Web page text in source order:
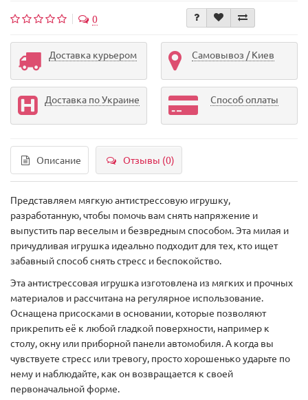
0
Доставка курьером Самовывоз / Киев
Доставка по Украине Способ оплаты
Описание Отзывы (0)
Представляем мягкую антистрессовую игрушку,
разработанную, чтобы помочь вам снять напряжение и
выпустить пар веселым и безвредным способом. Эта милая и
причудливая игрушка идеально подходит для тех, кто ищет
забавный способ снять стресс и беспокойство.
Эта антистрессовая игрушка изготовлена ​​из мягких и прочных
материалов и рассчитана на регулярное использование.
Оснащена присосками в основании, которые позволяют
прикрепить её к любой гладкой поверхности, например к
столу, окну или приборной панели автомобиля. А когда вы
чувствуете стресс или тревогу, просто хорошенько ударьте по
нему и наблюдайте, как он возвращается к своей
первоначальной форме.